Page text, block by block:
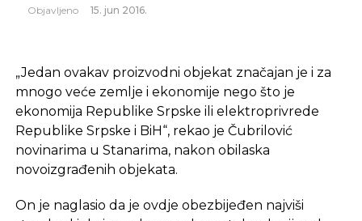
Objavljeno 15. jun 2016.
„Jedan ovakav proizvodni objekat značajan je i za
mnogo veće zemlje i ekonomije nego što je
ekonomija Republike Srpske ili elektroprivrede
Republike Srpske i BiH“, rekao je Čubrilović
novinarima u Stanarima, nakon obilaska
novoizgrađenih objekata.
On je naglasio da je ovdje obezbijeđen najviši